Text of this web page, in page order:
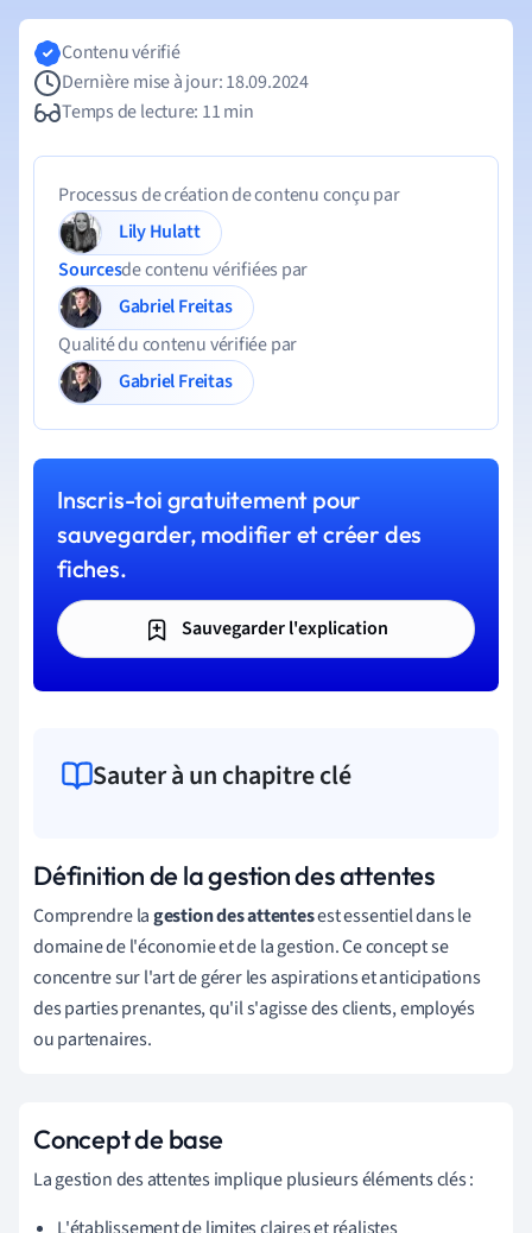
Contenu vérifié
Dernière mise à jour: 18.09.2024
Temps de lecture: 11 min
Processus de création de contenu conçu par
Lily Hulatt
Sourcesde contenu vérifiées par
Gabriel Freitas
Qualité du contenu vérifiée par
Gabriel Freitas
Inscris-toi gratuitement pour
sauvegarder, modifier et créer des
fiches.
Sauvegarder l'explication
Sauter à un chapitre clé
Définition de la gestion des attentes
Comprendre lagestion des attentesest essentiel dans le
domaine de l'économie et de la gestion. Ce concept se
concentre sur l'art de gérer les aspirations et anticipations
des parties prenantes, qu'il s'agisse des clients, employés
ou partenaires.
Concept de base
La gestion des attentes implique plusieurs éléments clés :
L'établissement de limites claires et réalistes